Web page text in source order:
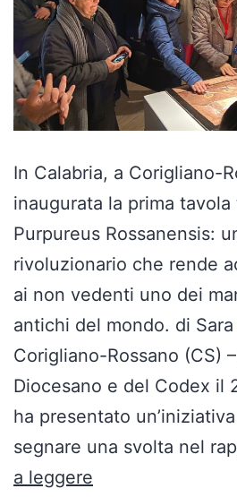
In Calabria, a Corigliano-
inaugurata la prima
Purpureus Rossanensis:
rivoluzionario che rende
ai non vedenti uno dei
antichi del mondo. di
Corigliano-Rossano (CS)
Diocesano e del Codex il
ha presentato
segnare una svolta nel
a leggere